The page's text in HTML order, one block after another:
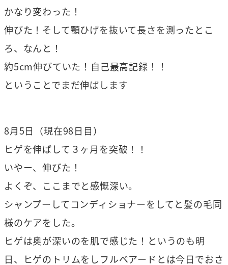
かなり変わった！
伸びた！そして顎ひげを抜いて長さを測ったとこ
ろ、なんと！
約5cm伸びていた！自己最高記録！！
ということでまだ伸ばします
8月5日（現在98日目）
ヒゲを伸ばして３ヶ月を突破！！
いやー、伸びた！
よくぞ、ここまでと感慨深い。
シャンプーしてコンディショナーをしてと髪の毛同
様のケアをした。
ヒゲは奥が深いのを肌で感じた！というのも明
日、ヒゲのトリムをしフルベアードとは今日でおさ